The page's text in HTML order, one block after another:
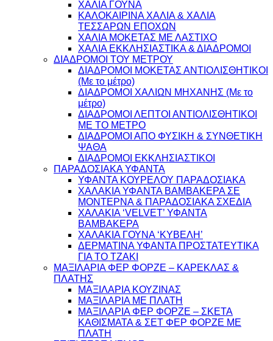
ΧΑΛΙΑ ΓΟΥΝΑ
ΚΑΛΟΚΑΙΡΙΝΑ ΧΑΛΙΑ & ΧΑΛΙΑ
ΤΕΣΣΑΡΩΝ ΕΠΟΧΩΝ
ΧΑΛΙΑ ΜΟΚΕΤΑΣ ΜΕ ΛΑΣΤΙΧΟ
ΧΑΛΙΑ ΕΚΚΛΗΣΙΑΣΤΙΚΑ & ΔΙΑΔΡΟΜΟΙ
ΔΙΑΔΡΟΜΟΙ ΤΟΥ ΜΕΤΡΟΥ
ΔΙΑΔΡΟΜΟΙ ΜΟΚΕΤΑΣ ΑΝΤΙΟΛΙΣΘΗΤΙΚΟΙ
(Με το μέτρο)
ΔΙΑΔΡΟΜΟΙ ΧΑΛΙΩΝ ΜΗΧΑΝΗΣ (Με το
μέτρο)
ΔΙΑΔΡΟΜΟΙ ΛΕΠΤΟΙ ΑΝΤΙΟΛΙΣΘΗΤΙΚΟΙ
ΜΕ ΤΟ ΜΕΤΡΟ
ΔΙΑΔΡΟΜΟΙ ΑΠΟ ΦΥΣΙΚΗ & ΣΥΝΘΕΤΙΚΗ
ΨΑΘΑ
ΔΙΑΔΡΟΜΟΙ ΕΚΚΛΗΣΙΑΣΤΙΚΟΙ
ΠΑΡΑΔΟΣΙΑΚΑ ΥΦΑΝΤΑ
ΥΦΑΝΤΑ ΚΟΥΡΕΛΟΥ ΠΑΡΑΔΟΣΙΑΚΑ
ΧΑΛΑΚΙΑ ΥΦΑΝΤΑ ΒΑΜΒΑΚΕΡΑ ΣΕ
ΜΟΝΤΕΡΝΑ & ΠΑΡΑΔΟΣΙΑΚΑ ΣΧΕΔΙΑ
ΧΑΛΑΚΙΑ ‘VELVET’ ΥΦΑΝΤΑ
ΒΑΜΒΑΚΕΡΑ
ΧΑΛΑΚΙΑ ΓΟΥΝΑ ‘ΚΥΒΕΛΗ’
ΔΕΡΜΑΤΙΝΑ ΥΦΑΝΤΑ ΠΡΟΣΤΑΤΕΥΤΙΚΑ
ΓΙΑ ΤΟ ΤΖΑΚΙ
ΜΑΞΙΛΑΡΙΑ ΦΕΡ ΦΟΡΖΕ – ΚΑΡΕΚΛΑΣ &
ΠΛΑΤΗΣ
ΜΑΞΙΛΑΡΙΑ ΚΟΥΖΙΝΑΣ
ΜΑΞΙΛΑΡΙΑ ΜΕ ΠΛΑΤΗ
ΜΑΞΙΛΑΡΙΑ ΦΕΡ ΦΟΡΖΕ – ΣΚΕΤΑ
ΚΑΘΙΣΜΑΤΑ & ΣΕΤ ΦΕΡ ΦΟΡΖΕ ΜΕ
ΠΛΑΤΗ